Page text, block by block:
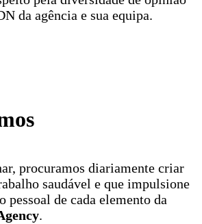
da agência e sua equipa.
procuramos diariamente criar
saudável e que impulsione
pessoal de cada elemento da
.